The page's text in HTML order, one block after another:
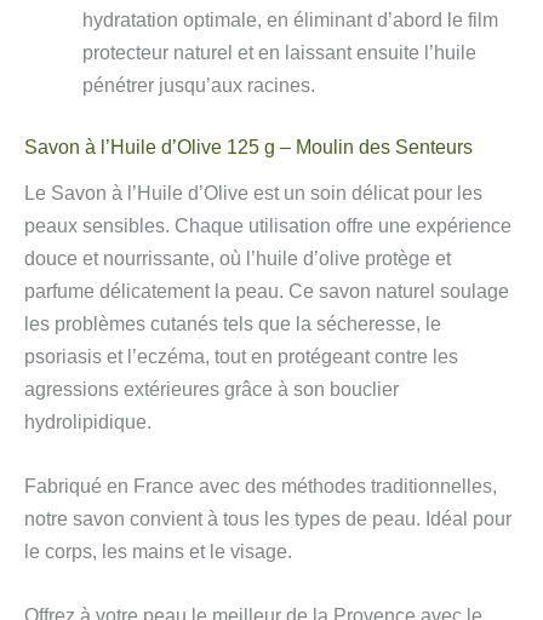
hydratation optimale, en éliminant d’abord le film
protecteur naturel et en laissant ensuite l’huile
pénétrer jusqu’aux racines.
Savon à l’Huile d’Olive 125 g – Moulin des Senteurs
Le Savon à l’Huile d’Olive est un soin délicat pour les
peaux sensibles. Chaque utilisation offre une expérience
douce et nourrissante, où l’huile d’olive protège et
parfume délicatement la peau. Ce savon naturel soulage
les problèmes cutanés tels que la sécheresse, le
psoriasis et l’eczéma, tout en protégeant contre les
agressions extérieures grâce à son bouclier
hydrolipidique.
Fabriqué en France avec des méthodes traditionnelles,
notre savon convient à tous les types de peau. Idéal pour
le corps, les mains et le visage.
Offrez à votre peau le meilleur de la Provence avec le